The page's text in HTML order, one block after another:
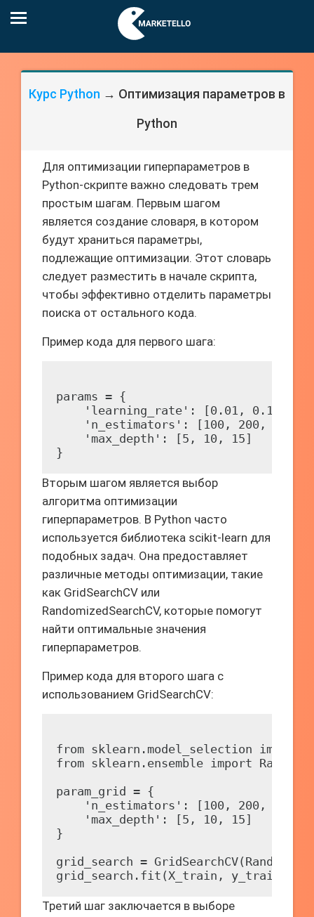
Курс Python → Оптимизация параметров в
Python
Для оптимизации гиперпараметров в
Python-скрипте важно следовать трем
простым шагам. Первым шагом
является создание словаря, в котором
будут храниться параметры,
подлежащие оптимизации. Этот словарь
следует разместить в начале скрипта,
чтобы эффективно отделить параметры
поиска от остального кода.
Пример кода для первого шага:
params = {
'learning_rate': [0.01, 0.1,
    'n_estimators': [100, 200, 300],
    'max_depth': [5, 10, 15]
Вторым шагом является выбор
алгоритма оптимизации
гиперпараметров. В Python часто
используется библиотека scikit-learn для
подобных задач. Она предоставляет
различные методы оптимизации, такие
как GridSearchCV или
RandomizedSearchCV, которые помогут
найти оптимальные значения
гиперпараметров.
Пример кода для второго шага с
использованием GridSearchCV:
from sklearn.model_selection import
from sklearn.ensemble import
param_grid = {
    'n_estimators': [100, 200, 300],
    'max_depth': [5, 10, 15]
}
grid_search =
Третий шаг заключается в выборе